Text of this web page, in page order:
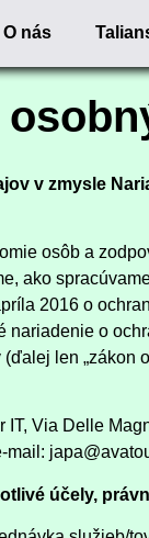
O nás
v zmysle
osôb a
ako
2016 o
o
len „zákon
Via Delle
mail:
účely,